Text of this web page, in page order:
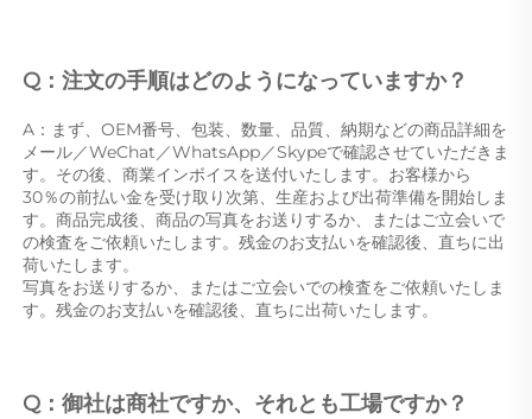
Q：注文の手順はどのようになっていますか？
A：まず、OEM番号、包装、数量、品質、納期などの商品詳細を
メール／WeChat／WhatsApp／Skypeで確認させていただきま
す。その後、商業インボイスを送付いたします。お客様から
30％の前払い金を受け取り次第、生産および出荷準備を開始しま
す。商品完成後、商品の写真をお送りするか、またはご立会いで
の検査をご依頼いたします。残金のお支払いを確認後、直ちに出
荷いたします。
写真をお送りするか、またはご立会いでの検査をご依頼いたしま
す。残金のお支払いを確認後、直ちに出荷いたします。
Q：御社は商社ですか、それとも工場ですか？